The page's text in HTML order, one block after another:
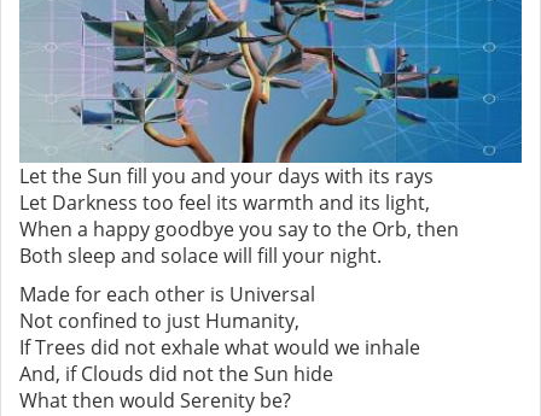
Let the Sun fill you and your days with its rays
Let Darkness too feel its warmth and its light,
When a happy goodbye you say to the Orb, then
Both sleep and solace will fill your night.
Made for each other is Universal
Not confined to just Humanity,
If Trees did not exhale what would we inhale
And, if Clouds did not the Sun hide
What then would Serenity be?